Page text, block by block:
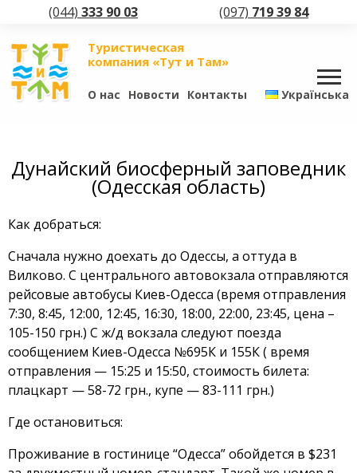
(044) 333 90 03 (097) 719 39 84
Туристическая
компания «Тут и Там»
О нас Новости Контакты Українська
Дунайский биосферный заповедник
(Одесская область)
Как добраться:
Сначала нужно доехать до Одессы, а оттуда в
Вилково. С центрального автовокзала отправляются
рейсовые автобусы Киев-Одесса (время отправления
7:30, 8:45, 12:00, 12:45, 16:30, 18:00, 22:00, 23:45, цена –
105-150 грн.) С ж/д вокзала следуют поезда
сообщением Киев-Одесса №695К и 155К ( время
отправления — 15:25 и 15:50, стоимость билета:
плацкарт — 58-72 грн., купе — 83-111 грн.)
Где остановиться:
Проживание в гостинице “Одесса” обойдется в $231